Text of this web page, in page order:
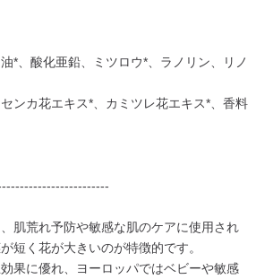
*、酸化亜鉛、ミツロウ*、ラノリン、リノ
ンカ花エキス*、カミツレ花エキス*、香料
肌荒れ予防や敏感な肌のケアに使用され
短く花が大きいのが特徴的です。
果に優れ、ヨーロッパではベビーや敏感